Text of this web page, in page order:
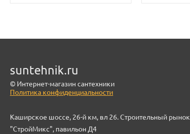
suntehnik.ru
© Интернет-магазин сантехники
Политика конфиденциальности
Каширское шоссе, 26-й км, вл 26. Строительный рынок
"СтройМикс", павильон Д4